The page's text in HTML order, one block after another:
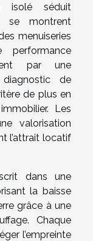
isolé séduit
se montrent
menuiseries
performance
par une
de
de plus en
Les
valorisation
l’attrait locatif
dans une
la baisse
grâce à une
Chaque
l’empreinte